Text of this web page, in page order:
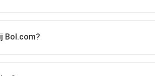
Bol.com?